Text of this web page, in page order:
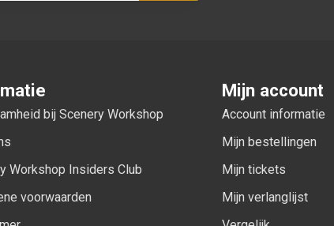
bij Scenery Workshop
Workshop Insiders Club
voorwaarden
Mijn account
Account informatie
Mijn bestellingen
Mijn tickets
Mijn verlanglijst